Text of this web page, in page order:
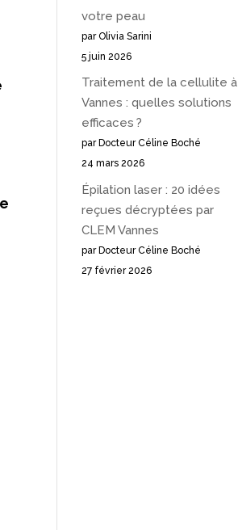
votre peau
par Olivia Sarini
5 juin 2026
Traitement de la cellulite à
Vannes : quelles solutions
efficaces ?
par Docteur Céline Boché
24 mars 2026
Épilation laser : 20 idées
reçues décryptées par
CLEM Vannes
par Docteur Céline Boché
27 février 2026